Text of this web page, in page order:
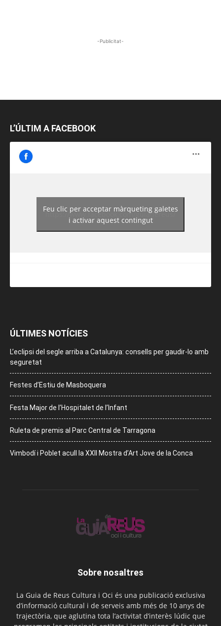
-Publicitat-
L’ÚLTIM A FACEBOOK
https://www.facebook.com/guiadereus/
Feu clic per acceptar màrqueting galetes
i activar aquest contingut
ÚLTIMES NOTÍCIES
L’eclipsi del segle arriba a Catalunya: consells per gaudir-lo amb
seguretat
Festes d’Estiu de Masboquera
Festa Major de l’Hospitalet de l’Infant
Ruleta de premis al Parc Central de Tarragona
Vimbodí i Poblet acull la XXII Mostra d’Art Jove de la Conca
Sobre nosaltres
La Guia de Reus Cultura i Oci és una publicació exclusiva
d’informació cultural i de serveis amb més de 10 anys de
trajectòria, que aglutina tota l’activitat d’interès lúdic que